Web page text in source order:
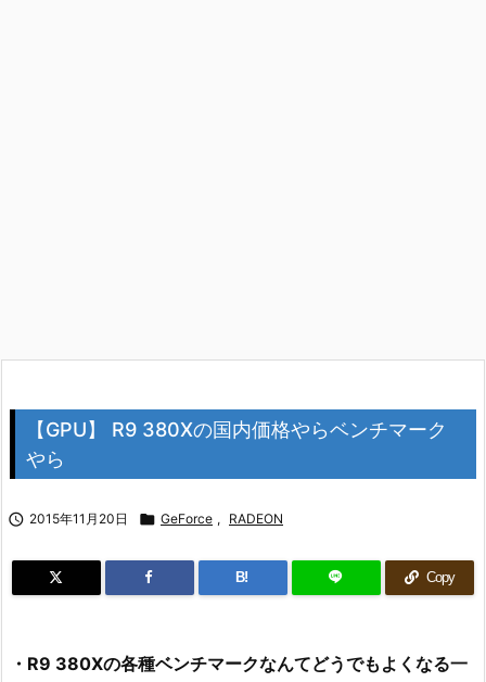
【GPU】 R9 380Xの国内価格やらベンチマーク
やら
 2015年11月20日  GeForce , RADEON
B! Copy
・R9 380Xの各種ベンチマークなんてどうでもよくなる一